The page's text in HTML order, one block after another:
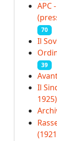
APC
70
Il
39
Il
1925)